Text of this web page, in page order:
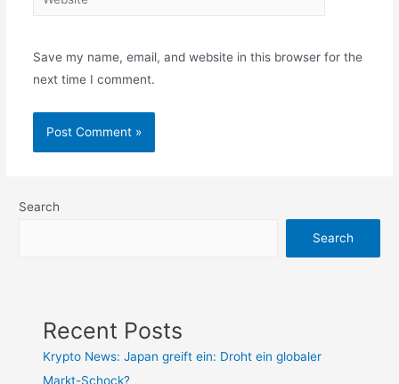
Save my name, email, and website in this browser for the
next time I comment.
Search
Search
Recent Posts
Krypto News: Japan greift ein: Droht ein globaler
Markt-Schock?